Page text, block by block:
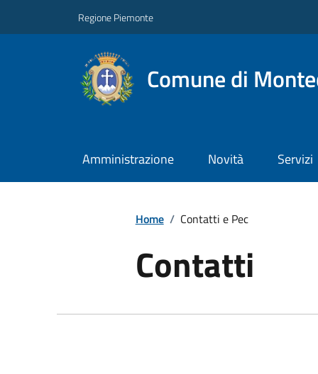
Regione Piemonte
Comune di
Amministrazione Novità Servizi
Home / Contatti e Pec
Contatti